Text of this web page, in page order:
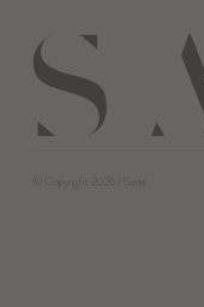
© Copyright 2026 / Savia